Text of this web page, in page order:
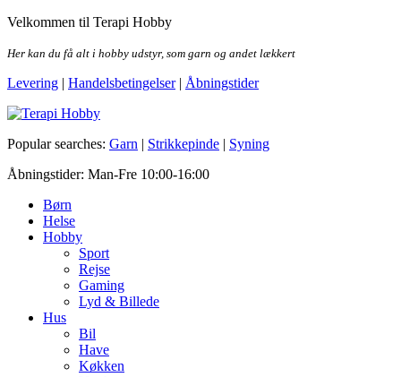
Skip
the
Velkommen til Terapi Hobby
Her kan du få alt i hobby udstyr, som garn og andet lækkert
Levering | Handelsbetingelser| Åbningstider
Terapi Hobby
Popular searches: Garn | Strikkepinde | Syning
Åbningstider: Man-Fre 10:00-16:00
Børn
Helse
Hobby
Sport
Rejse
Gaming
Lyd & Billede
Hus
Bil
Have
Køkken